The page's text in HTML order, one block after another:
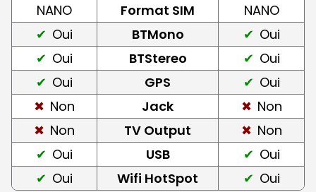
NANO Format SIM
NANO
Oui
BTMono
Oui
Oui
BTStereo
Oui
Oui
GPS
Oui
Non
Jack
Non
Non
TV Output
Non
Oui
USB
Oui
Oui
Wifi HotSpot Oui